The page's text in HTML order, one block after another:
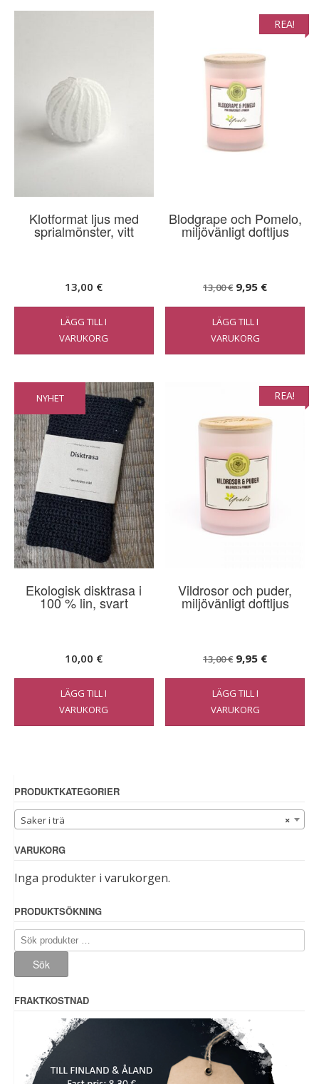
Klotformat ljus med
sprialmönster, vitt
13,00 €
LÄGG TILL I
VARUKORG
REA!
Blodgrape och Pomelo,
miljövänligt doftljus
13,00€ Det
ursprungliga
priset
var:
9,95 €Det
LÄGG TILL I
VARUKORG
NYHET
Ekologisk disktrasa i
100 % lin, svart
10,00 €
LÄGG TILL I
VARUKORG
REA!
Vildrosor och puder,
miljövänligt doftljus
13,00€ Det
ursprungliga
priset
var:
9,95 €Det
LÄGG TILL I
VARUKORG
PRODUKTKATEGORIER
×
Saker i trä
VARUKORG
Inga produkter i varukorgen.
PRODUKTSÖKNING
Sök
efter:
Sök
FRAKTKOSTNAD